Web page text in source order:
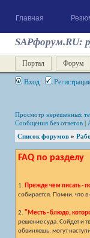
Главная
SAPфорум.RU:
Портал Форум
Вход Регистрация
Просмотр нерешенных
Сообщения без ответов |
Список форумов »
FAQ по разделу
1. Прежде чем писать -
собирается. Помни, что
2. "Месть - блюдо,
решение суда. Сойдет и
обвиняешь, могут